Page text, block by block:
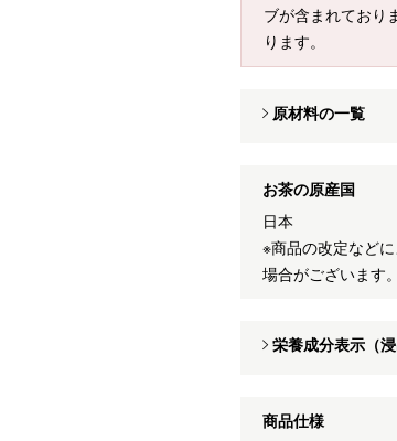
ブが含まれており
ります。
原材料の一覧
お茶の原産国
日本
※商品の改定など
場合がございます。
栄養成分表示（
商品仕様